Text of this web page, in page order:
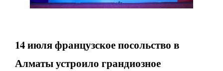
14 июля французское посольство в
Алматы устроило грандиозное